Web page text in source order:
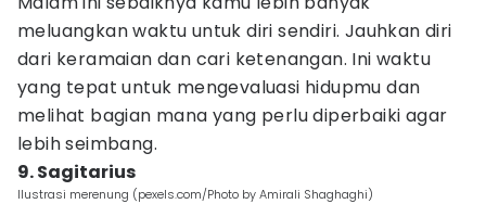
meluangkan waktu untuk diri sendiri. Jauhkan diri
dari keramaian dan cari ketenangan. Ini waktu
yang tepat untuk mengevaluasi hidupmu dan
melihat bagian mana yang perlu diperbaiki agar
lebih seimbang.
9. Sagitarius
Ilustrasi merenung (pexels.com/Photo by Amirali Shaghaghi)